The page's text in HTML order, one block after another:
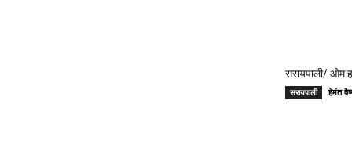
सरायपाली/ ओम
सरायपाली हेमंत